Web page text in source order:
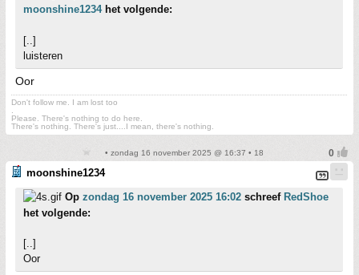
moonshine1234het volgende:
[..]
luisteren
Oor
Don't follow me. I am lost too
Please. There's nothing to do here.
There's nothing. There's just....I mean, there's nothing.
• zondag 16 november 2025 @ 16:37 • 18
moonshine1234
Op zondag 16 november 2025 16:02 schreef RedShoe
het volgende:
[..]
Oor